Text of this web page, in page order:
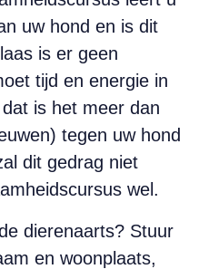
uw hond en is dit
is er geen
tijd en energie in
is het meer dan
tegen uw hond
dit gedrag niet
wel.
dierenaarts? Stuur
en woonplaats,